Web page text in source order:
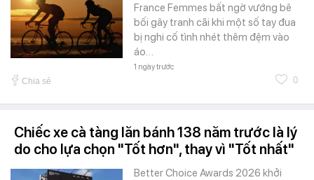
France Femmes bất ngờ vướng bê
bối gây tranh cãi khi một số tay đua
bị nghi cố tình nhét thêm đệm vào
áo…
1 ngày trước
Chia sẻ 0
Chiếc xe cà tàng lăn bánh 138 năm trước là lý
do cho lựa chọn "Tốt hơn", thay vì "Tốt nhất"
Better Choice Awards 2026 khởi